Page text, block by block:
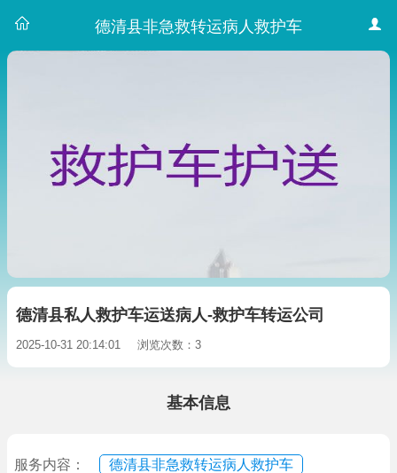
德清县非急救转运病人救护车
德清县私人救护车运送病人-救护车转运公司
2025-10-31 20:14:01 浏览次数：3
基本信息
服务内容： 德清县非急救转运病人救护车